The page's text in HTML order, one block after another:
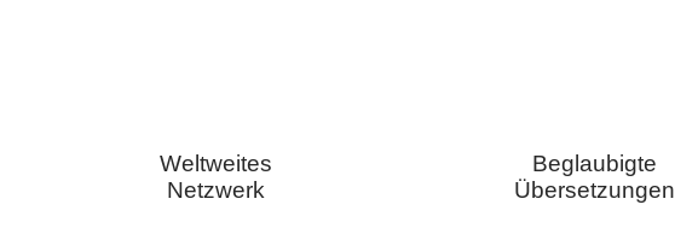
Weltweites
Netzwerk
Beglaubigte
Übersetzungen